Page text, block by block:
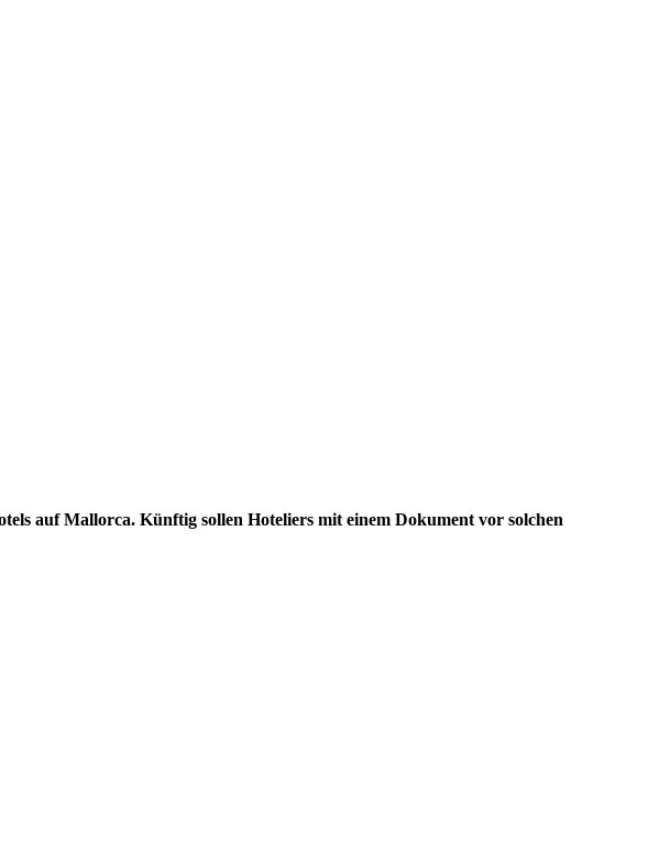
auf Mallorca. Künftig sollen Hoteliers mit einem Dokument vor solchen